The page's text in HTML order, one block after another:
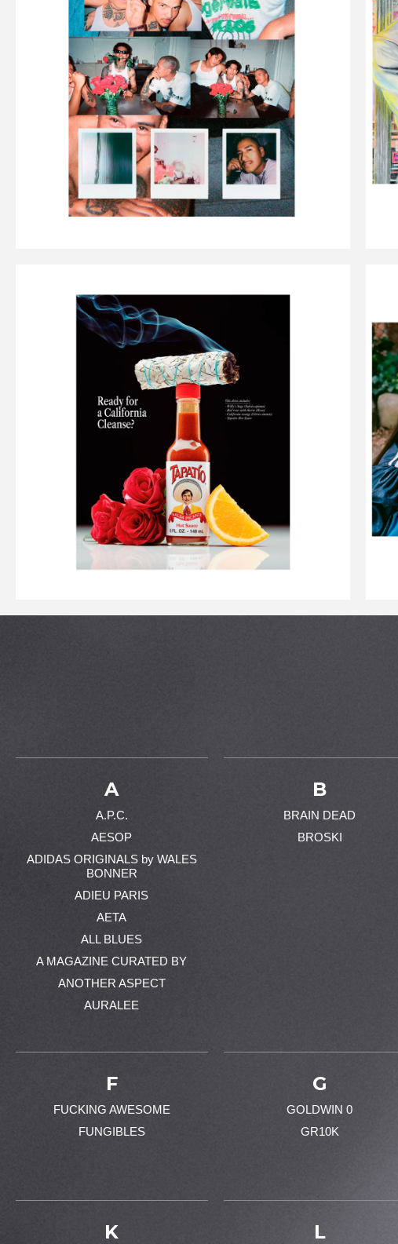
A
A.P.C.
AESOP
ADIDAS ORIGINALS by WALES
BONNER
ADIEU PARIS
AETA
ALL BLUES
A MAGAZINE CURATED BY
ANOTHER ASPECT
AURALEE
B
BRAIN DEAD
BROSKI
F
FUCKING AWESOME
FUNGIBLES
G
GOLDWIN 0
GR10K
K L